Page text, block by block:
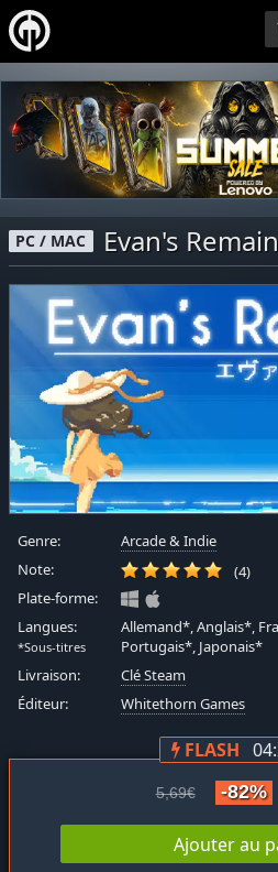
PC / MAC Evan's
Genre:
Arcade & Indie
Note:
(4)
Plate-forme:
Langues:
*Sous-titres
Allemand*, Anglais*,
Portugais*, Japonais*
Livraison:
Clé Steam
Éditeur:
Whitethorn Games
FLASH
5,69€ -82%
Ajouter au